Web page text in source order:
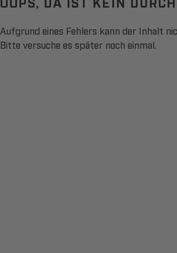
Aufgrund eines Fehlers kann der Inhalt
Bitte versuche es später noch einmal.